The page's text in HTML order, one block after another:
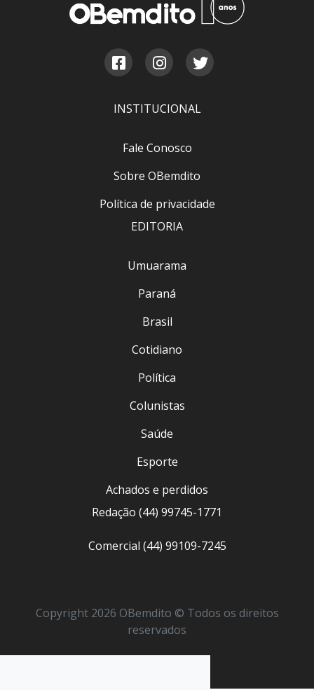
INSTITUCIONAL
Fale Conosco
Sobre OBemdito
Política de privacidade
EDITORIA
Umuarama
Paraná
Brasil
Cotidiano
Política
Colunistas
Saúde
Esporte
Achados e perdidos
Redação (44) 99745-1771
Comercial (44) 99109-7245
Copyright 2026 OBemdito © Todos os direitos
reservados